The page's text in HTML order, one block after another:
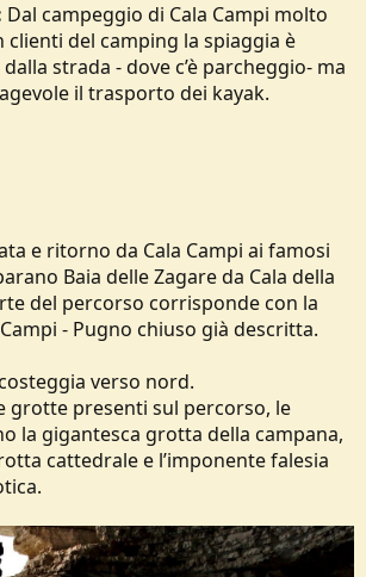
Dal campeggio di Cala Campi molto
clienti del camping la spiaggia è
strada - dove c’è parcheggio- ma
il trasporto dei kayak.
e ritorno da Cala Campi ai famosi
Baia delle Zagare da Cala della
del percorso corrisponde con la
- Pugno chiuso già descritta.
verso nord.
grotte presenti sul percorso, le
la gigantesca grotta della campana,
cattedrale e l’imponente falesia